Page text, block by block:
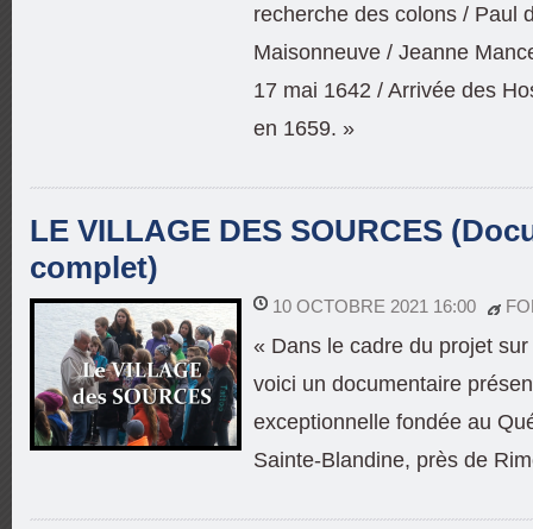
recherche des colons / Paul
Maisonneuve / Jeanne
17 mai 1642 / Arrivée des
en 1659. »
LE VILLAGE DES SOURCES
complet)
10 OCTOBRE 2021 16:00
« Dans le cadre du projet
voici un documentaire
exceptionnelle fondée au
Sainte-Blandine, près de